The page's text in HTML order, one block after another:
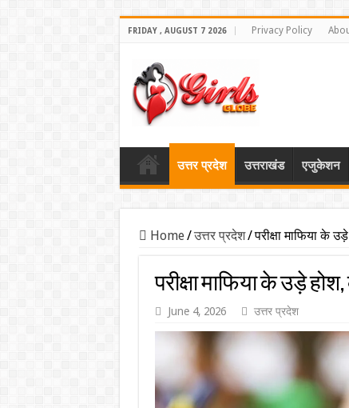
FRIDAY , AUGUST 7 2026 Privacy Policy
उत्तर प्रदेश उत्तराखंड एजुकेशन
Home/उत्तर प्रदेश/परीक्षा माफिया के
परीक्षा माफिया के उड़े
June 4, 2026 उत्तर प्रदेश